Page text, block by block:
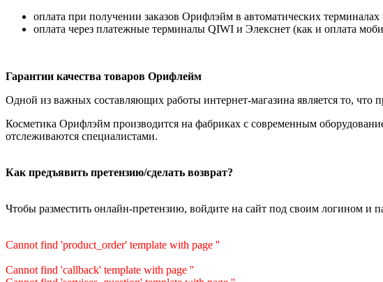
оплата при получении заказов Орифлэйм в автоматических
оплата через платежные терминалы QIWI и Элекснет (как и оплата
Гарантии качества товаров Орифлейм
Одной из важных составляющих работы интернет-магазина является то, что
Косметика Орифлэйм производится на фабриках с современным
отслеживаются специалистами.
Как предъявить претензию/сделать возврат?
Чтобы разместить онлайн-претензию, войдите на сайт под своим логином и
Cannot find 'product_order' template with page ''
Cannot find 'callback' template with page ''